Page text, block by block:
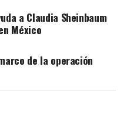
a Claudia Sheinbaum
México
de la operación